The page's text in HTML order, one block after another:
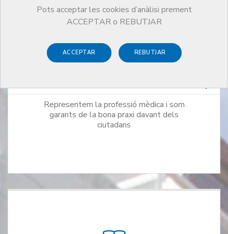
Pots acceptar les cookies d’anàlisi prement
ACCEPTAR o REBUTJAR
ACCEPTAR REBUTJAR
Representem la professió mèdica i som
garants de la bona praxi davant dels
ciutadans